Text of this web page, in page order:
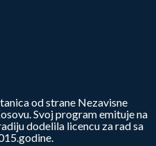
od strane Nezavisne
Svoj program emituje na
dodelila licencu za rad sa